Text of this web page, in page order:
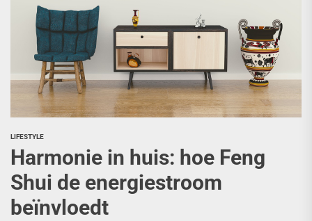
LIFESTYLE
Harmonie in huis: hoe Feng
Shui de energiestroom
beïnvloedt